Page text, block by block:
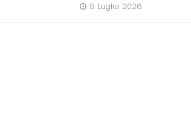
9 Luglio 2026